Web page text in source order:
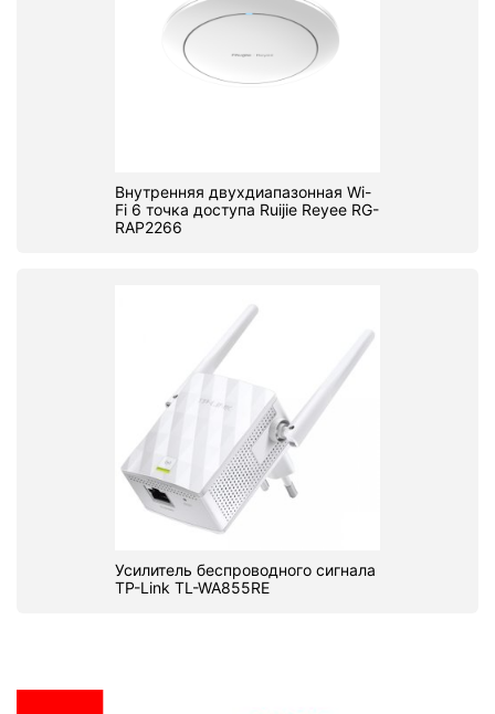
Внутренняя двухдиапазонная Wi-
Fi 6 точка доступа Ruijie Reyee RG-
RAP2266
Усилитель беспроводного сигнала
TP-Link TL-WA855RE